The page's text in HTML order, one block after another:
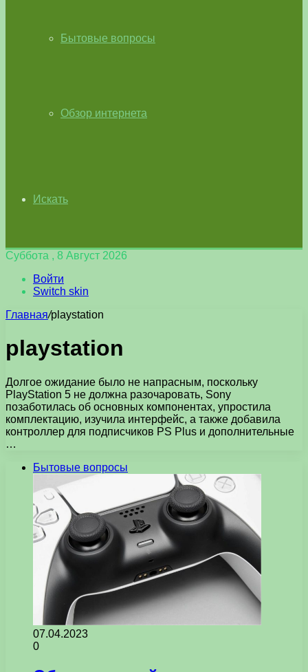
Бытовые вопросы
Обзор интернета
Искать
Суббота , 8 Август 2026
Войти
Switch skin
Главная/playstation
playstation
Долгое ожидание было не напрасным, поскольку
PlayStation 5 не должна разочаровать, Sony
позаботилась об основных компонентах, упростила
комплектацию, изучила интерфейс, а также добавила
контроллер для подписчиков PS Plus и дополнительные
…
Бытовые вопросы
07.04.2023
0